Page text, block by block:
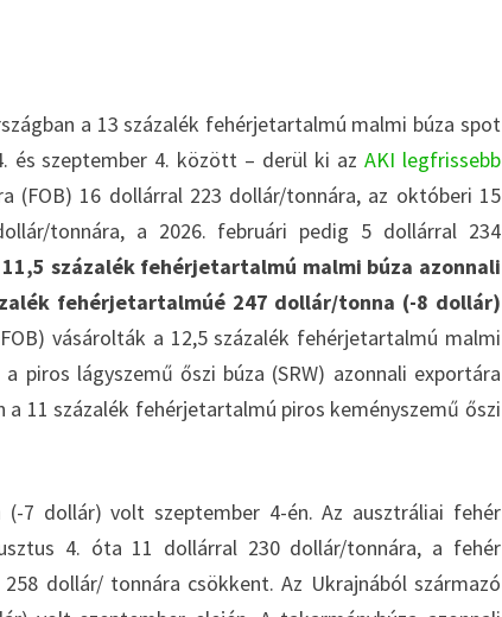
a 13 százalék fehérjetartalmú malmi búza spot
és szeptember 4. között – derül ki az AKI legfrissebb
(FOB) 16 dollárral 223 dollár/tonnára, az októberi 15
tonnára, a 2026. februári pedig 5 dollárral 234
százalék fehérjetartalmú malmi búza azonnali
fehérjetartalmúé 247 dollár/tonna (-8 dollár)
vásárolták a 12,5 százalék fehérjetartalmú malmi
piros lágyszemű őszi búza (SRW) azonnali exportára
11 százalék fehérjetartalmú piros keményszemű őszi
7 dollár) volt szeptember 4-én. Az ausztráliai fehér
4. óta 11 dollárral 230 dollár/tonnára, a fehér
dollár/ tonnára csökkent. Az Ukrajnából származó